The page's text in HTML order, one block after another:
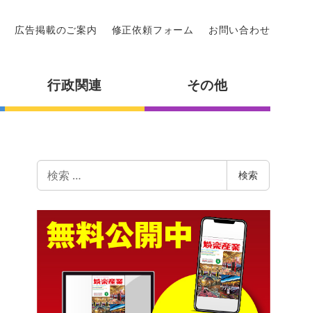
広告掲載のご案内 修正依頼フォーム お問い合わせ
行政関連 その他
索
検索